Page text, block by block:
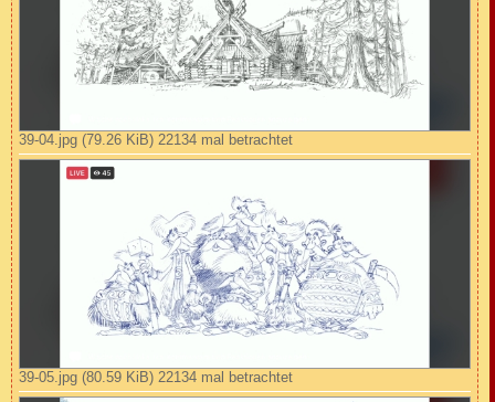
39-04.jpg (79.26 KiB) 22134 mal betrachtet
39-05.jpg (80.59 KiB) 22134 mal betrachtet